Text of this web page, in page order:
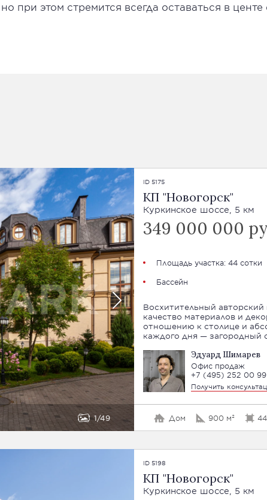
при этом стремится всегда оставаться в центе
1 49
ID 5175
КП "Новогорск"
Куркинское шоссе, 5 км
349 000 000
Площадь участка: 44 сотки
Бассейн
Восхитительный авторский
качество материалов и
отношению к столице и
каждого дня — загородный
Эдуард Шимарев
Офис продаж
+7 (495) 252 00 99
Получить
Дом 900 м²
ID 5198
КП "Новогорск"
Куркинское шоссе, 5 км